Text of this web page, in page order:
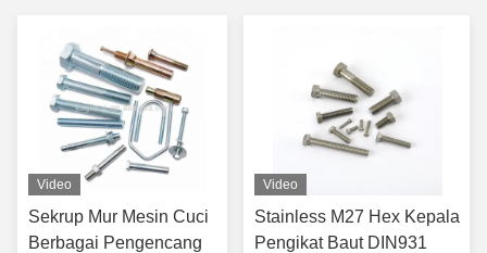
Video
Sekrup Mur Mesin Cuci
Berbagai Pengencang
Video
Stainless M27 Hex Kepala
Pengikat Baut DIN931